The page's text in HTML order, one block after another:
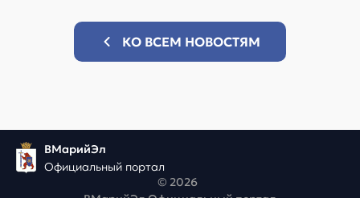
КО ВСЕМ НОВОСТЯМ
ВМарийЭл
Официальный портал
© 2026